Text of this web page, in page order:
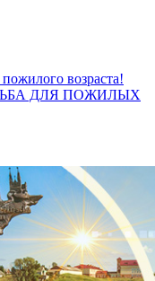
возраста!
ДЛЯ ПОЖИЛЫХ